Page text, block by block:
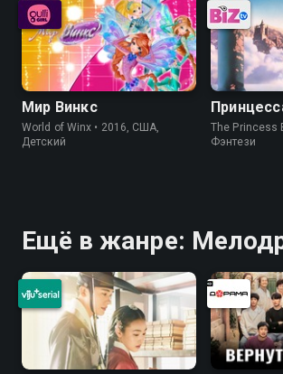
Мир Винкс
World of Winx • 2016, США,
Детский
The Princess
Фэнтези
Ещё в жанре: